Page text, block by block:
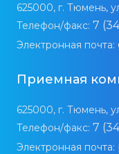
625000, г. Тюмень,
Телефон/факс: 7
Электронная почта:
Приемная
625000, г. Тюмень,
Телефон/факс: 7
Электронная почта: